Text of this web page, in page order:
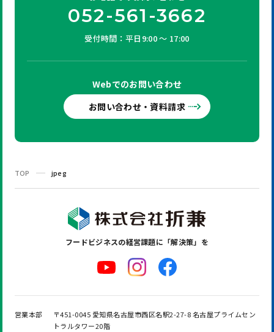
052-561-3662
受付時間：平日9:00 ～ 17:00
Webでのお問い合わせ
お問い合わせ・資料請求
TOP jpeg
フードビジネスの経営課題に「解決策」を
営業本部
〒451-0045 愛知県名古屋市西区名駅2-27-8 名古屋プライムセン
トラルタワー20階